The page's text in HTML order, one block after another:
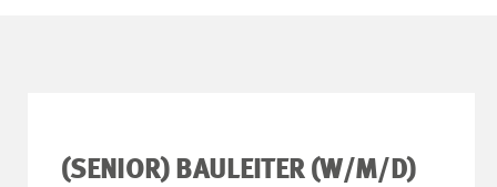
(SENIOR) BAULEITER (W/M/D)